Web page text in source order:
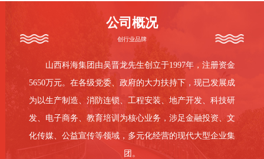
公司概况
创行业品牌
山西科海集团由吴晋龙先生创立于1997年，注册资金
5650万元。在各级党委、政府的大力扶持下，现已发展成
为以生产制造、消防连锁、工程安装、地产开发、科技研
发、电子商务、教育培训为核心业务，涉足金融投资、文
化传媒、公益宣传等领域，多元化经营的现代大型企业集
团。